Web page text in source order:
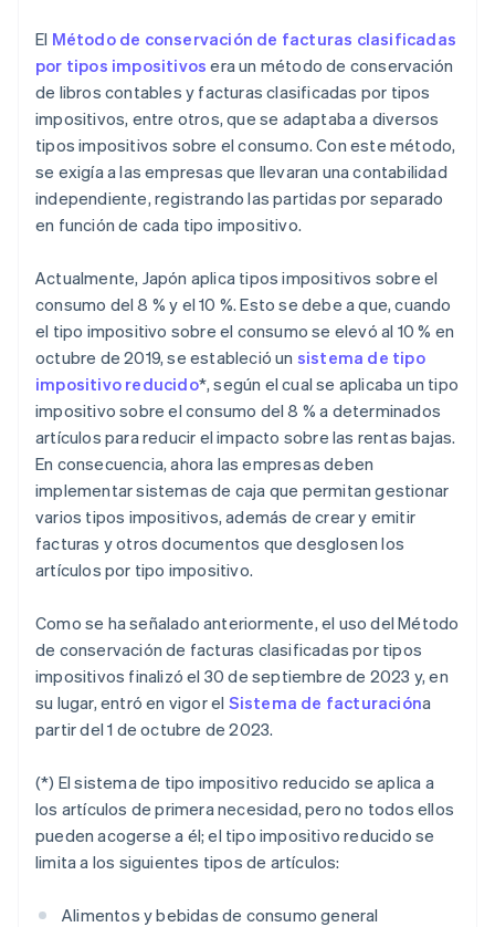
El Método de conservación de facturas clasificadas
por tipos impositivos era un método de conservación
de libros contables y facturas clasificadas por tipos
impositivos, entre otros, que se adaptaba a diversos
tipos impositivos sobre el consumo. Con este método,
se exigía a las empresas que llevaran una contabilidad
independiente, registrando las partidas por separado
en función de cada tipo impositivo.
Actualmente, Japón aplica tipos impositivos sobre el
consumo del 8 % y el 10 %. Esto se debe a que, cuando
el tipo impositivo sobre el consumo se elevó al 10 % en
octubre de 2019, se estableció un sistema de tipo
impositivo reducido*, según el cual se aplicaba un tipo
impositivo sobre el consumo del 8 % a determinados
artículos para reducir el impacto sobre las rentas bajas.
En consecuencia, ahora las empresas deben
implementar sistemas de caja que permitan gestionar
varios tipos impositivos, además de crear y emitir
facturas y otros documentos que desglosen los
artículos por tipo impositivo.
Como se ha señalado anteriormente, el uso del Método
de conservación de facturas clasificadas por tipos
impositivos finalizó el 30 de septiembre de 2023 y, en
su lugar, entró en vigor el Sistema de facturacióna
partir del 1 de octubre de 2023.
(*) El sistema de tipo impositivo reducido se aplica a
los artículos de primera necesidad, pero no todos ellos
pueden acogerse a él; el tipo impositivo reducido se
limita a los siguientes tipos de artículos:
Alimentos y bebidas de consumo general